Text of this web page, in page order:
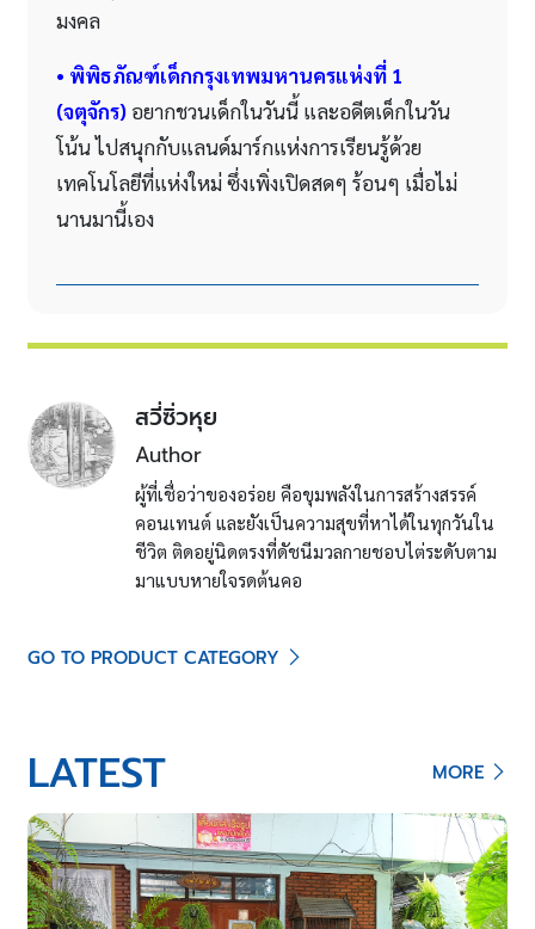
มงคล
• พิพิธภัณฑ์เด็กกรุงเทพมหานครแห่งที่ 1
(จตุจักร) อยากชวนเด็กในวันนี้ และอดีตเด็กในวัน
โน้น ไปสนุกกับแลนด์มาร์กแห่งการเรียนรู้ด้วย
เทคโนโลยีที่แห่งใหม่ ซึ่งเพิ่งเปิดสดๆ ร้อนๆ เมื่อไม่
นานมานี้เอง
สวี่ซิ่วหุย
Author
ผู้ที่เชื่อว่าของอร่อย คือขุมพลังในการสร้างสรรค์
คอนเทนต์ และยังเป็นความสุขที่หาได้ในทุกวันใน
ชีวิต ติดอยู่นิดตรงที่ดัชนีมวลกายชอบไต่ระดับตาม
มาแบบหายใจรดต้นคอ
GO TO PRODUCT CATEGORY
LATEST MORE